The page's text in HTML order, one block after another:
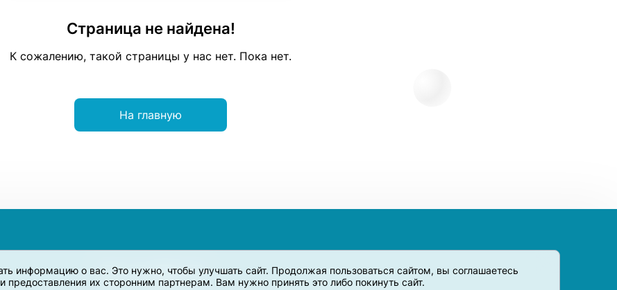
информацию о вас. Это нужно, чтобы улучшать сайт. Продолжая пользоваться сайтом, вы соглашаетесь
предоставления их сторонним партнерам. Вам нужно принять это либо покинуть сайт.
Страница не найдена!
К сожалению, такой страницы у нас нет. Пока нет.
На главную